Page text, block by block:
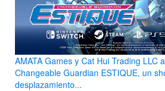
AMATA Games y Cat Hui Trading LLC
Changeable Guardian ESTIQUE, un
desplazamiento...